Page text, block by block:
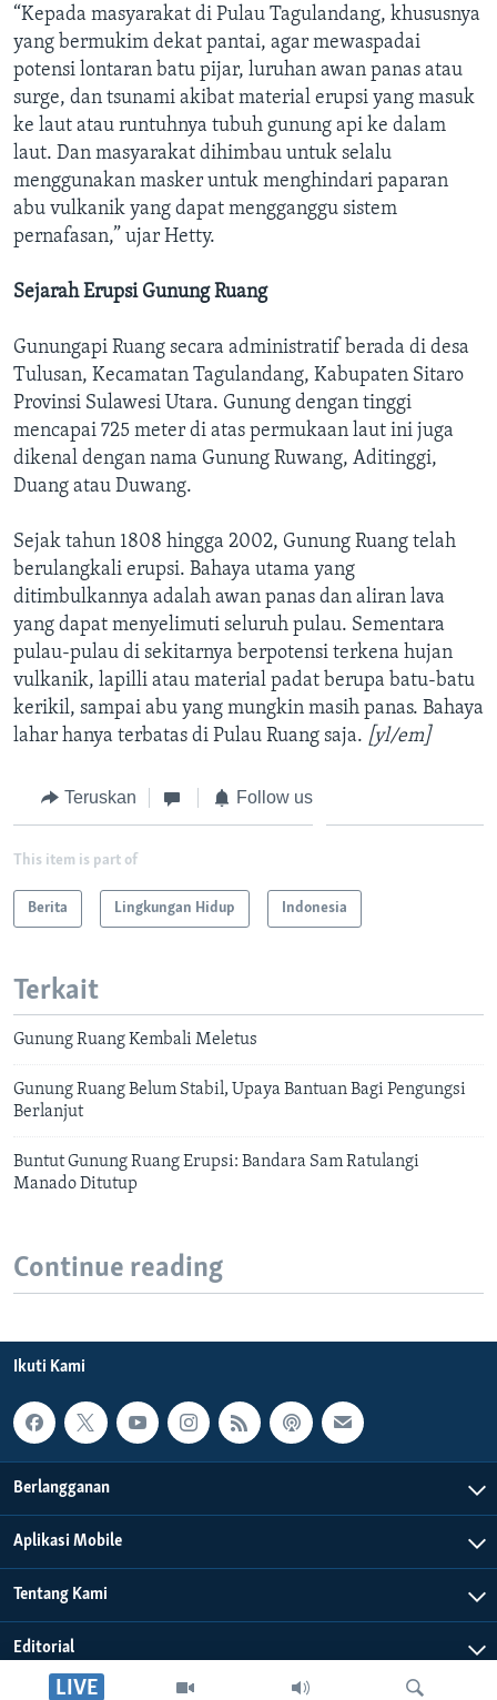
LIVE
“Kepada masyarakat di Pulau Tagulandang, khususnya
yang bermukim dekat pantai, agar mewaspadai
potensi lontaran batu pijar, luruhan awan panas atau
surge, dan tsunami akibat material erupsi yang masuk
ke laut atau runtuhnya tubuh gunung api ke dalam
laut. Dan masyarakat dihimbau untuk selalu
menggunakan masker untuk menghindari paparan
abu vulkanik yang dapat mengganggu sistem
pernafasan,” ujar Hetty.
Sejarah Erupsi Gunung Ruang
Gunungapi Ruang secara administratif berada di desa
Tulusan, Kecamatan Tagulandang, Kabupaten Sitaro
Provinsi Sulawesi Utara. Gunung dengan tinggi
mencapai 725 meter di atas permukaan laut ini juga
dikenal dengan nama Gunung Ruwang, Aditinggi,
Duang atau Duwang.
Sejak tahun 1808 hingga 2002, Gunung Ruang telah
berulangkali erupsi. Bahaya utama yang
ditimbulkannya adalah awan panas dan aliran lava
yang dapat menyelimuti seluruh pulau. Sementara
pulau-pulau di sekitarnya berpotensi terkena hujan
vulkanik, lapilli atau material padat berupa batu-batu
kerikil, sampai abu yang mungkin masih panas. Bahaya
lahar hanya terbatas di Pulau Ruang saja. [yl/em]
Teruskan Follow us
This item is part of
Berita Lingkungan Hidup Indonesia
Terkait
Gunung Ruang Kembali Meletus
Gunung Ruang Belum Stabil, Upaya Bantuan Bagi Pengungsi
Berlanjut
Buntut Gunung Ruang Erupsi: Bandara Sam Ratulangi
Manado Ditutup
Continue reading
Ikuti Kami
Berlangganan
Aplikasi Mobile
Tentang Kami
Editorial